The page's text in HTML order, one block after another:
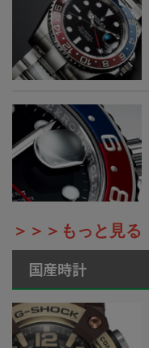
＞＞＞もっと見る
国産時計